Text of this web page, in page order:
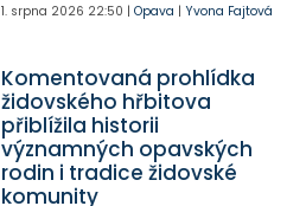
1. srpna 2026 22:50 | Opava | Yvona Fajtová
Komentovaná prohlídka
židovského hřbitova
přiblížila historii
významných opavských
rodin i tradice židovské
komunity